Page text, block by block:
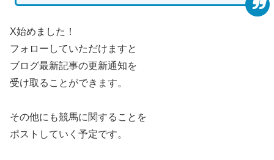
X始めました！
フォローしていただけますと
ブログ最新記事の更新通知を
受け取ることができます。
その他にも競馬に関することを
ポストしていく予定です。